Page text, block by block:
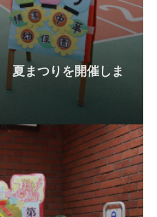
夏まつりを開催しま